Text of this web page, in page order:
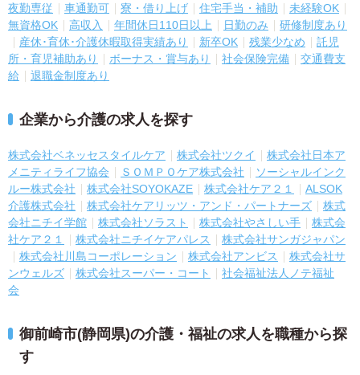
夜勤専従 車通勤可 寮・借り上げ 住宅手当・補助
未経験OK
無資格OK
高収入 年間休日110日以上 日勤のみ
研修制度あり
産休･育休･介護休暇取得実績あり
新卒OK 残業少なめ
託児
所・育児補助あり
ボーナス・賞与あり 社会保険完備
交通費支
給
退職金制度あり
企業から介護の求人を探す
株式会社ベネッセスタイルケア 株式会社ツクイ
株式会社日本ア
メニティライフ協会
ＳＯＭＰＯケア株式会社
ソーシャルインク
ルー株式会社
株式会社SOYOKAZE 株式会社ケア２１
ALSOK
介護株式会社
株式会社ケアリッツ・アンド・パートナーズ
株式
会社ニチイ学館
株式会社ソラスト 株式会社やさしい手
株式会
社ケア２１
株式会社ニチイケアパレス
株式会社サンガジャパン
株式会社川島コーポレーション
株式会社アンビス
株式会社サ
ンウェルズ
株式会社スーパー・コート
社会福祉法人ノテ福祉
会
御前崎市(静岡県)の介護・福祉の求人を職種から探
す